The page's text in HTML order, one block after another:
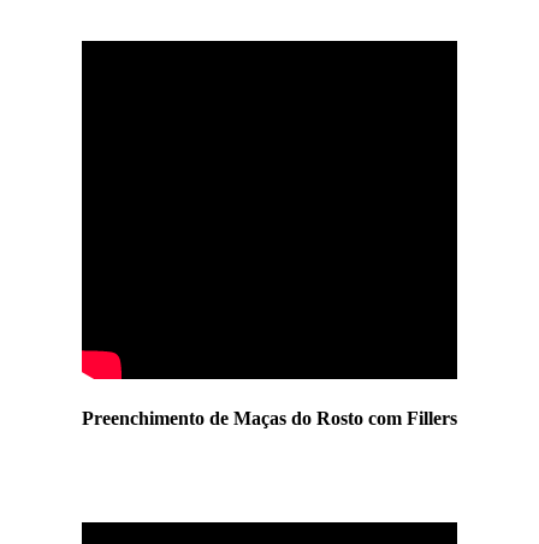
Preenchimento de Maças do Rosto com Fillers